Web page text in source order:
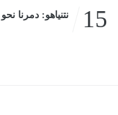
15 نتنياهو: دمرنا نحو 90% من مخزون حزب الله الصاروخى